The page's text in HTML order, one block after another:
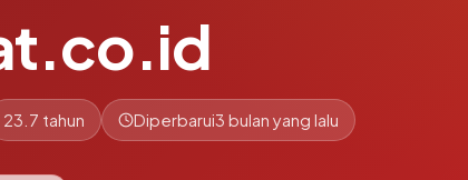
23.7 tahun Diperbarui3 bulan yang lalu